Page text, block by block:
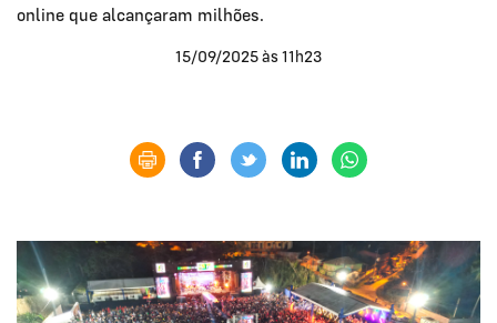
online que alcançaram milhões.
15/09/2025 às 11h23